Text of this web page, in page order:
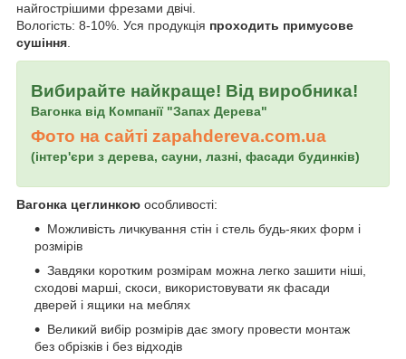
найгострішими фрезами двічі.
Вологість: 8-10%. Уся продукція проходить примусове
сушіння
Вибирайте найкраще! Від виробника!
Вагонка від Компанії "Запах Дерева"
Фото на сайті zapahdereva.com.ua
(інтер'єри з дерева, сауни, лазні, фасади будинків)
Вагонка цеглинкою особливості:
Можливість личкування стін і стель будь-яких форм і
розмірів
Завдяки коротким розмірам можна легко зашити ніші,
сходові марші, скоси, використовувати як фасади
дверей і ящики на меблях
Великий вибір розмірів дає змогу провести монтаж
без обрізків і без відходів